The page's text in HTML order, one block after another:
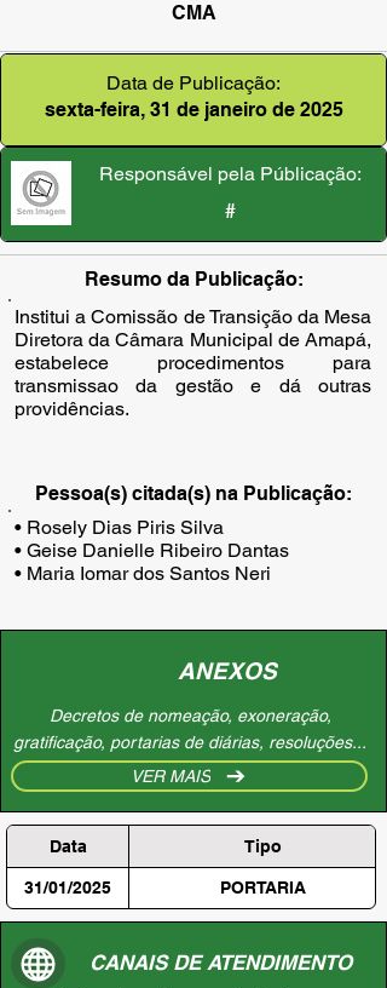
CMA
Data de Publicação:
sexta-feira, 31 de janeiro de 2025
Responsável pela Públicação:
#
Resumo da Publicação:
Institui a Comissão de Transição da Mesa
Diretora da Câmara Municipal de Amapá,
estabelece procedimentos para
transmissao da gestão e dá outras
providências.
Pessoa(s) citada(s) na Publicação:
• Rosely Dias Piris Silva
• Geise Danielle Ribeiro Dantas
• Maria Iomar dos Santos Neri
ANEXOS
Decretos de nomeação, exoneração,
gratificação, portarias de diárias, resoluções...
VER MAIS
Data Tipo
31/01/2025 PORTARIA
CANAIS DE ATENDIMENTO